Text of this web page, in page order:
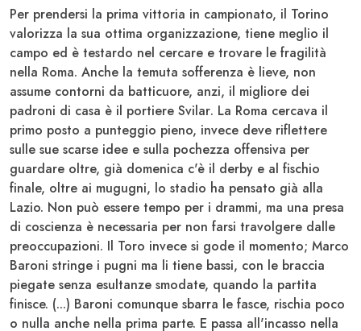
Per prendersi la prima vittoria in campionato, il Torino
valorizza la sua ottima organizzazione, tiene meglio il
campo ed è testardo nel cercare e trovare le fragilità
nella Roma. Anche la temuta sofferenza è lieve, non
assume contorni da batticuore, anzi, il migliore dei
padroni di casa è il portiere Svilar. La Roma cercava il
primo posto a punteggio pieno, invece deve riflettere
sulle sue scarse idee e sulla pochezza offensiva per
guardare oltre, già domenica c'è il derby e al fischio
finale, oltre ai mugugni, lo stadio ha pensato già alla
Lazio. Non può essere tempo per i drammi, ma una presa
di coscienza è necessaria per non farsi travolgere dalle
preoccupazioni. Il Toro invece si gode il momento; Marco
Baroni stringe i pugni ma li tiene bassi, con le braccia
piegate senza esultanze smodate, quando la partita
finisce. (...) Baroni comunque sbarra le fasce, rischia poco
o nulla anche nella prima parte. E passa all'incasso nella